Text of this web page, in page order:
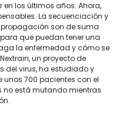
los últimos años. Ahora,
La secuenciación y
son de suma
que puedan tener una
la enfermedad y cómo se
un proyecto de
del virus, ha estudiado y
700 pacientes con el
no está mutando mientras